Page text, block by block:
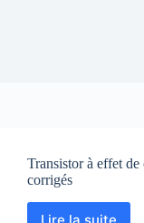
Transistor à effet
corrigés